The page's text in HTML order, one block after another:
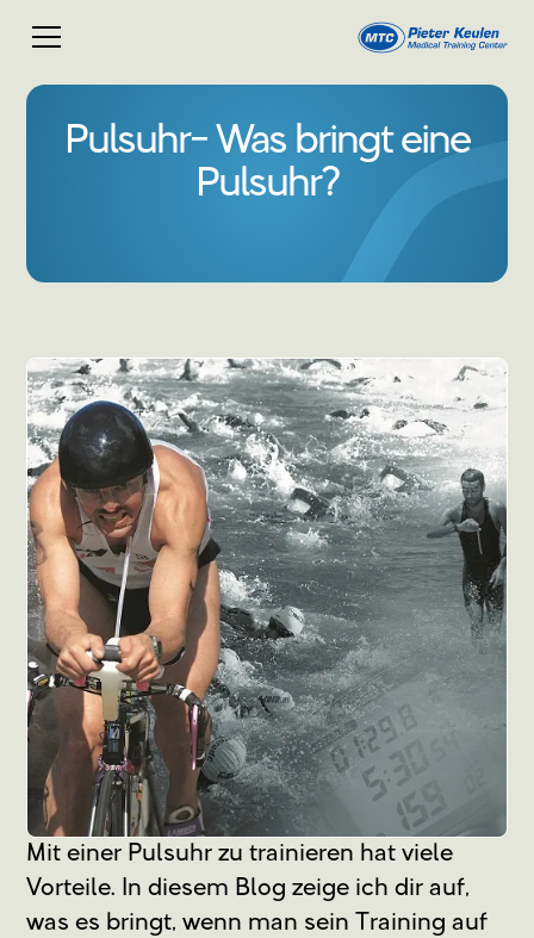
Pulsuhr- Was bringt eine
Pulsuhr?
Mit einer Pulsuhr zu trainieren hat viele
Vorteile. In diesem Blog zeige ich dir auf,
was es bringt, wenn man sein Training auf